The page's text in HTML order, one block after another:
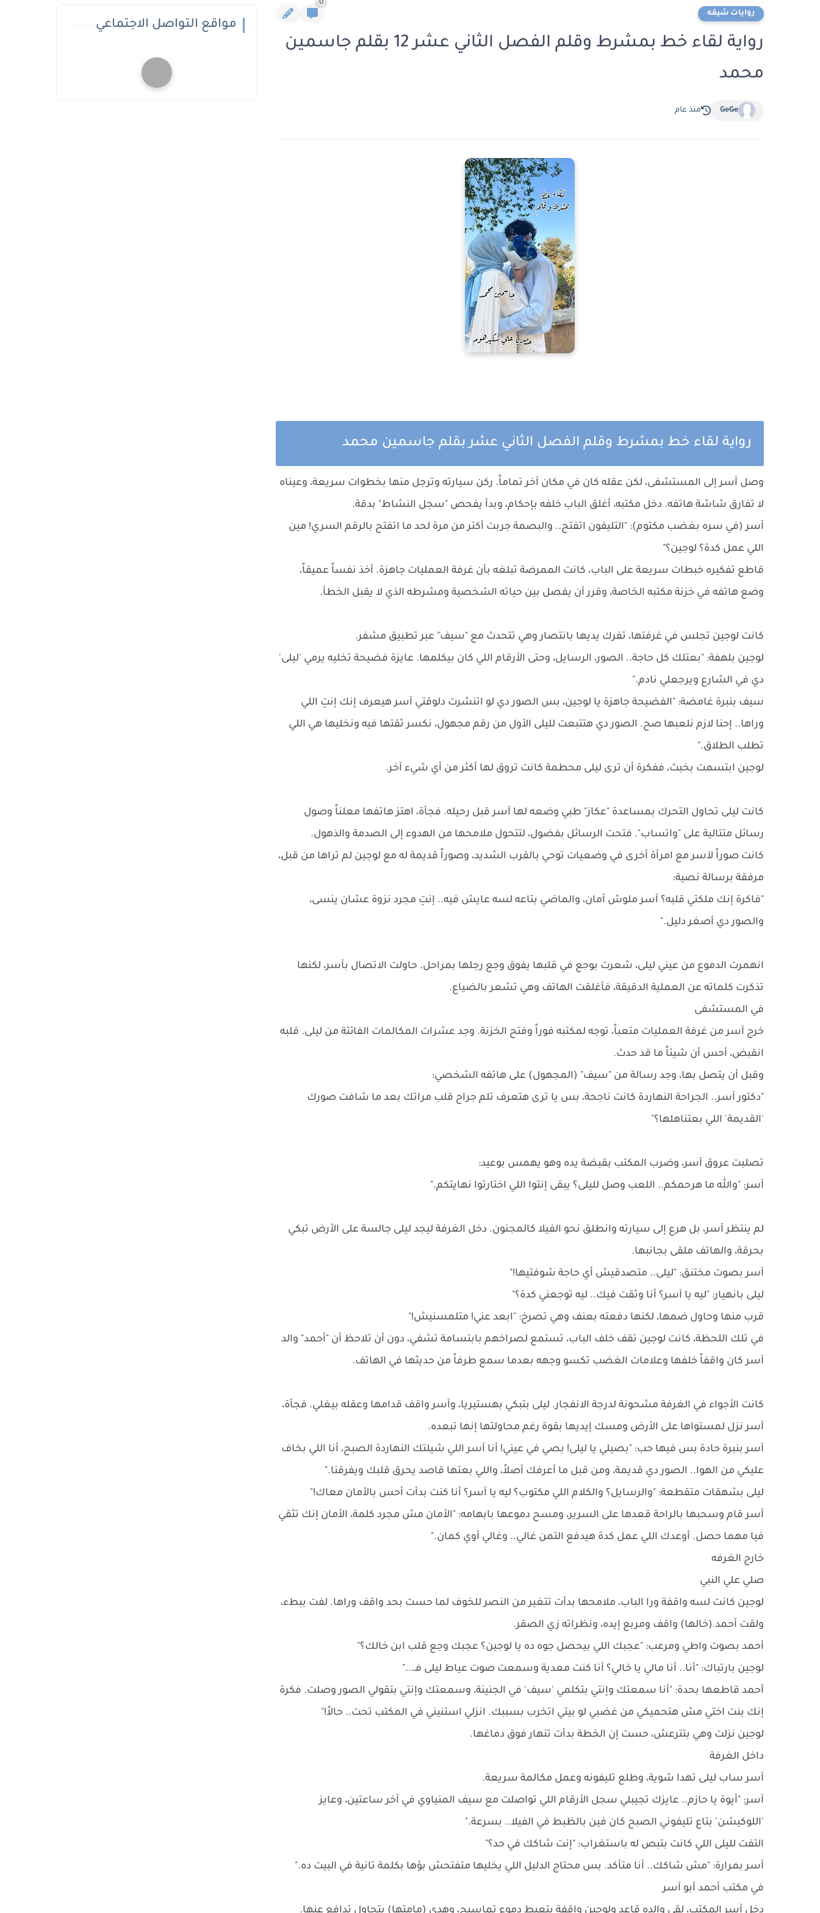
روايات شيقه
0
رواية لقاء خط بمشرط وقلم الفصل الثاني عشر 12 بقلم جاسمين
محمد
GeGe منذ عام
رواية لقاء خط بمشرط وقلم الفصل الثاني عشر بقلم جاسمين محمد
وصل آسر إلى المستشفى، لكن عقله كان في مكان آخر تماماً. ركن سيارته وترجل منها بخطوات سريعة، وعيناه
لا تفارق شاشة هاتفه. دخل مكتبه، أغلق الباب خلفه بإحكام، وبدأ يفحص "سجل النشاط" بدقة.
​آسر (في سره بغضب مكتوم): "التليفون اتفتح.. والبصمة جربت أكتر من مرة لحد ما اتفتح بالرقم السري! مين
اللي عمل كدة؟ لوجين؟"
​قاطع تفكيره خبطات سريعة على الباب، كانت الممرضة تبلغه بأن غرفة العمليات جاهزة. أخذ نفساً عميقاً،
وضع هاتفه في خزنة مكتبه الخاصة، وقرر أن يفصل بين حياته الشخصية ومشرطه الذي لا يقبل الخطأ.
​كانت لوجين تجلس في غرفتها، تفرك يديها بانتصار وهي تتحدث مع "سيف" عبر تطبيق مشفر.
​لوجين بلهفة: "بعتلك كل حاجة.. الصور، الرسايل، وحتى الأرقام اللي كان بيكلمها. عايزة فضيحة تخليه يرمي 'ليلى'
دي في الشارع ويرجعلي نادم."
سيف بنبرة غامضة: "الفضيحة جاهزة يا لوجين، بس الصور دي لو اتنشرت دلوقتي آسر هيعرف إنك إنتِ اللي
وراها.. إحنا لازم نلعبها صح. الصور دي هتتبعت لليلى الأول من رقم مجهول، نكسر ثقتها فيه ونخليها هي اللي
تطلب الطلاق."
​لوجين ابتسمت بخبث، ففكرة أن ترى ليلى محطمة كانت تروق لها أكثر من أي شيء آخر.
​كانت ليلى تحاول التحرك بمساعدة "عكاز" طبي وضعه لها آسر قبل رحيله. فجأة، اهتز هاتفها معلناً وصول
رسائل متتالية على "واتساب". فتحت الرسائل بفضول، لتتحول ملامحها من الهدوء إلى الصدمة والذهول.
​كانت صوراً لآسر مع امرأة أخرى في وضعيات توحي بالقرب الشديد، وصوراً قديمة له مع لوجين لم تراها من قبل،
مرفقة برسالة نصية:
​"فاكرة إنك ملكتي قلبه؟ آسر ملوش أمان، والماضي بتاعه لسه عايش فيه.. إنتِ مجرد نزوة عشان ينسى،
والصور دي أصغر دليل."
​انهمرت الدموع من عيني ليلى، شعرت بوجع في قلبها يفوق وجع رجلها بمراحل. حاولت الاتصال بآسر، لكنها
تذكرت كلماته عن العملية الدقيقة، فأغلقت الهاتف وهي تشعر بالضياع.
​في المستشفى
​خرج آسر من غرفة العمليات متعباً، توجه لمكتبه فوراً وفتح الخزنة. وجد عشرات المكالمات الفائتة من ليلى. قلبه
انقبض، أحس أن شيئاً ما قد حدث.
​وقبل أن يتصل بها، وجد رسالة من "سيف" (المجهول) على هاتفه الشخصي:
​"دكتور آسر.. الجراحة النهاردة كانت ناجحة، بس يا ترى هتعرف تلم جراح قلب مراتك بعد ما شافت صورك
'القديمة' اللي بعتناهلها؟"
​تصلبت عروق آسر، وضرب المكتب بقبضة يده وهو يهمس بوعيد:
آسر: "والله ما هرحمكم.. اللعب وصل لليلى؟ يبقى إنتوا اللي اختارتوا نهايتكم."
​لم ينتظر آسر، بل هرع إلى سيارته وانطلق نحو الفيلا كالمجنون. دخل الغرفة ليجد ليلى جالسة على الأرض تبكي
بحرقة، والهاتف ملقى بجانبها.
​آسر بصوت مختنق: "ليلى.. متصدقيش أي حاجة شوفتيها!"
ليلى بانهيار: "ليه يا آسر؟ أنا وثقت فيك.. ليه توجعني كدة؟"
​قرب منها وحاول ضمها، لكنها دفعته بعنف وهي تصرخ: "ابعد عني! متلمسنيش!"
​في تلك اللحظة، كانت لوجين تقف خلف الباب، تستمع لصراخهم بابتسامة تشفي، دون أن تلاحظ أن "أحمد" والد
آسر كان واقفاً خلفها وعلامات الغضب تكسو وجهه بعدما سمع طرفاً من حديثها في الهاتف.
​كانت الأجواء في الغرفة مشحونة لدرجة الانفجار. ليلى بتبكي بهستيريا، وآسر واقف قدامها وعقله بيغلي. فجأة،
آسر نزل لمستواها على الأرض ومسك إيديها بقوة رغم محاولتها إنها تبعده.
​آسر بنبرة حادة بس فيها حب: "بصيلي يا ليلى! بصي في عيني! أنا آسر اللي شيلتك النهاردة الصبح، أنا اللي بخاف
عليكي من الهوا.. الصور دي قديمة، ومن قبل ما أعرفك أصلاً، واللي بعتها قاصد يحرق قلبك ويفرقنا."
​ليلى بشهقات متقطعة: "والرسايل؟ والكلام اللي مكتوب؟ ليه يا آسر؟ أنا كنت بدأت أحس بالأمان معاك!"
​آسر قام وسحبها بالراحة قعدها على السرير، ومسح دموعها بابهامه: "الأمان مش مجرد كلمة، الأمان إنك تثقي
فيا مهما حصل. أوعدك اللي عمل كدة هيدفع التمن غالي.. وغالي أوي كمان."
خارج الغرفه
صلي علي النبي
​لوجين كانت لسه واقفة ورا الباب، ملامحها بدأت تتغير من النصر للخوف لما حست بحد واقف وراها. لفت ببطء،
ولقت أحمد (خالها) واقف ومربع إيده، ونظراته زي الصقر.
​أحمد بصوت واطي ومرعب: "عجبك اللي بيحصل جوه ده يا لوجين؟ عجبك وجع قلب ابن خالك؟"
​لوجين بارتباك: "أنا.. أنا مالي يا خالي؟ أنا كنت معدية وسمعت صوت عياط ليلى فـ..."
​أحمد قاطعها بحدة: "أنا سمعتك وإنتي بتكلمي 'سيف' في الجنينة، وسمعتك وإنتي بتقولي الصور وصلت. فكرة
إنك بنت اختي مش هتحميكي من غضبي لو بيتي اتخرب بسببك. انزلي استنيني في المكتب تحت.. حالاً!"
​لوجين نزلت وهي بتترعش، حست إن الخطة بدأت تنهار فوق دماغها.
​داخل الغرفة
​آسر ساب ليلى تهدا شوية، وطلع تليفونه وعمل مكالمة سريعة.
آسر: "أيوة يا حازم.. عايزك تجيبلي سجل الأرقام اللي تواصلت مع سيف المنياوي في آخر ساعتين، وعايز
'اللوكيشن' بتاع تليفوني الصبح كان فين بالظبط في الفيلا.. بسرعة."
​التفت لليلى اللي كانت بتبص له باستغراب: "إنت شاكك في حد؟"
​آسر بمرارة: "مش شاكك.. أنا متأكد. بس محتاج الدليل اللي يخليها متفتحش بؤها بكلمة تانية في البيت ده."
​في مكتب أحمد أبو آسر
​دخل آسر المكتب، لقى والده قاعد ولوجين واقفة بتعيط دموع تماسيح، وهدى (مامتها) بتحاول تدافع عنها.
مواقع التواصل الاجتماعي